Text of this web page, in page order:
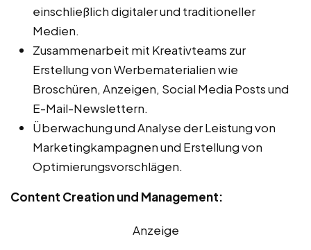
einschließlich digitaler und traditioneller
Medien.
Zusammenarbeit mit Kreativteams zur
Erstellung von Werbematerialien wie
Broschüren, Anzeigen, Social Media Posts und
E-Mail-Newslettern.
Überwachung und Analyse der Leistung von
Marketingkampagnen und Erstellung von
Optimierungsvorschlägen.
Content Creation und Management:
Anzeige